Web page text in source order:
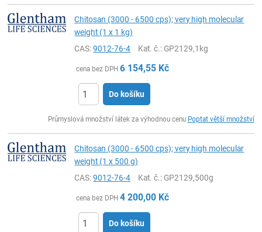
Chitosan (3000 - 6500 cps); very high molecular
weight (1 x 1 kg)
CAS:9012-76-4 Kat. č.: GP2129,1kg
cena bez DPH 6 154,55 Kč
Do košíku
Průmyslová množství látek za výhodnou cenu Poptat větší množství
Chitosan (3000 - 6500 cps); very high molecular
weight (1 x 500 g)
CAS:9012-76-4 Kat. č.: GP2129,500g
cena bez DPH 4 200,00 Kč
Do košíku